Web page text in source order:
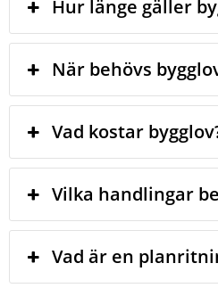
Hur länge gäller
När behövs
Vad kostar
Vilka handlingar
Vad är en